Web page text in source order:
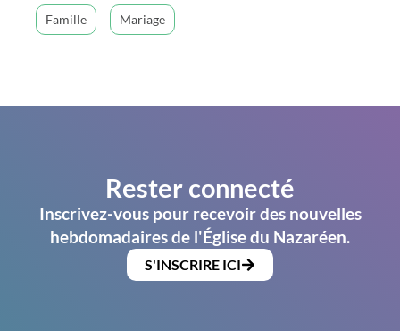
Famille Mariage
Rester connecté
Inscrivez-vous pour recevoir des nouvelles
hebdomadaires de l'Église du Nazaréen.
S'INSCRIRE ICI